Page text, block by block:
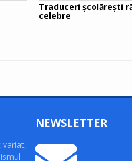
Traduceri şcolăreşti
celebre
variat,
NEWSLETTER